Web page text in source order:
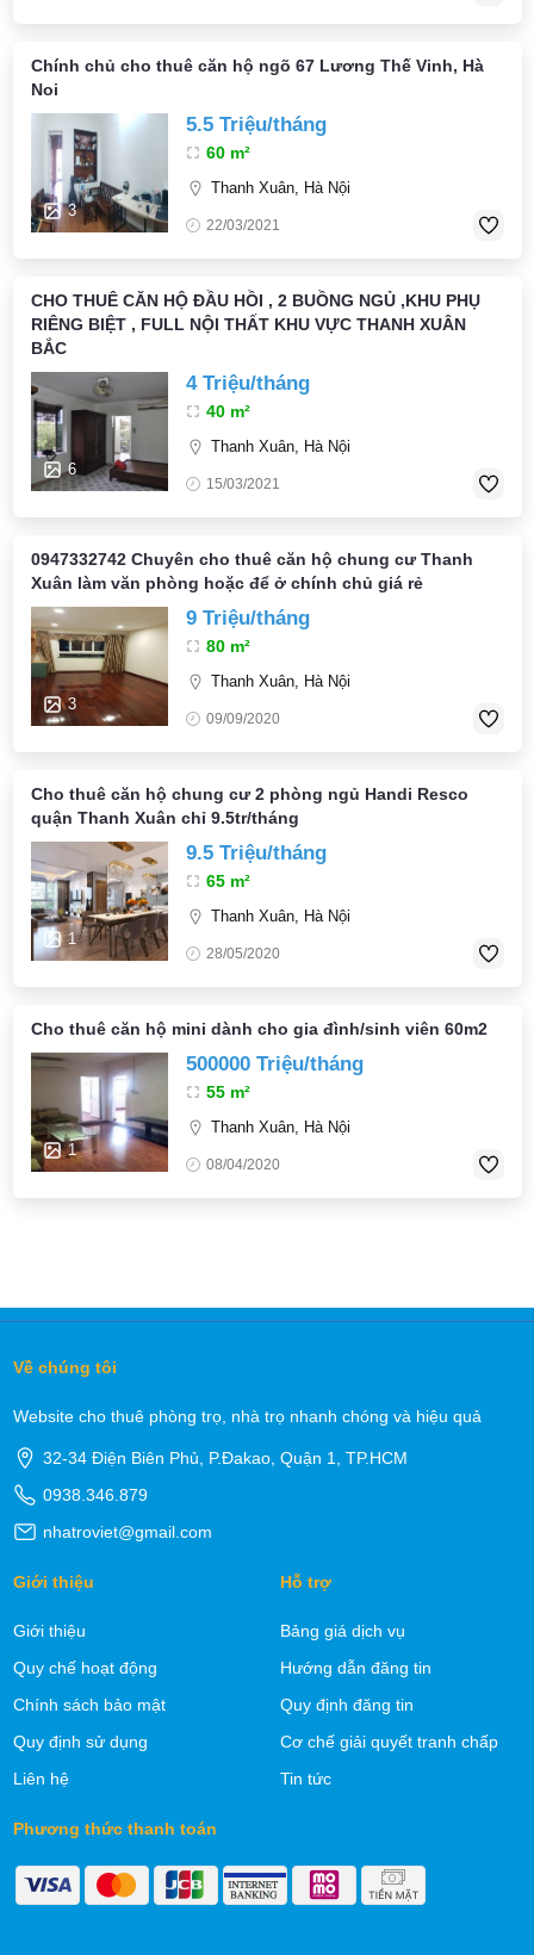
Chính chủ cho thuê căn hộ ngõ 67 Lương Thế Vinh, Hà
Noi
3
5.5 Triệu/tháng
60 m²
Thanh Xuân, Hà Nội
22/03/2021
CHO THUÊ CĂN HỘ ĐẦU HỒI , 2 BUỒNG NGỦ ,KHU PHỤ
RIÊNG BIỆT , FULL NỘI THẤT KHU VỰC THANH XUÂN
BẮC
6
4 Triệu/tháng
40 m²
Thanh Xuân, Hà Nội
15/03/2021
0947332742 Chuyên cho thuê căn hộ chung cư Thanh
Xuân làm văn phòng hoặc để ở chính chủ giá rẻ
3
9 Triệu/tháng
80 m²
Thanh Xuân, Hà Nội
09/09/2020
Cho thuê căn hộ chung cư 2 phòng ngủ Handi Resco
quận Thanh Xuân chỉ 9.5tr/tháng
1
9.5 Triệu/tháng
65 m²
Thanh Xuân, Hà Nội
28/05/2020
Cho thuê căn hộ mini dành cho gia đình/sinh viên 60m2
1
500000 Triệu/tháng
55 m²
Thanh Xuân, Hà Nội
08/04/2020
Về chúng tôi
Website cho thuê phòng trọ, nhà trọ nhanh chóng và hiệu quả
32-34 Điện Biên Phủ, P.Đakao, Quận 1, TP.HCM
0938.346.879
nhatroviet@gmail.com
Giới thiệu
Giới thiệu
Quy chế hoạt động
Chính sách bảo mật
Quy định sử dụng
Liên hệ
Hỗ trợ
Bảng giá dịch vụ
Hướng dẫn đăng tin
Quy định đăng tin
Cơ chế giải quyết tranh chấp
Tin tức
Phương thức thanh toán